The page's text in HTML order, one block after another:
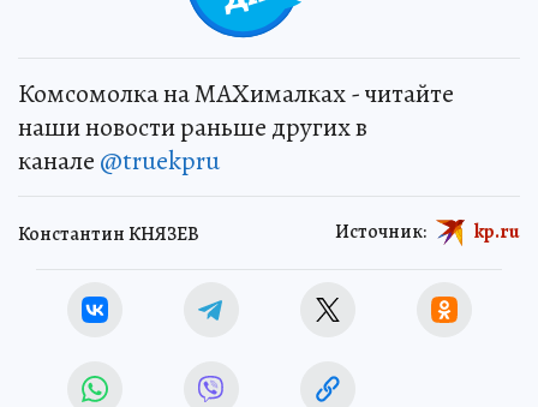
Комсомолка на MAXималках - читайте
наши новости раньше других в
канале @truekpru
Константин КНЯЗЕВ Источник: kp.ru